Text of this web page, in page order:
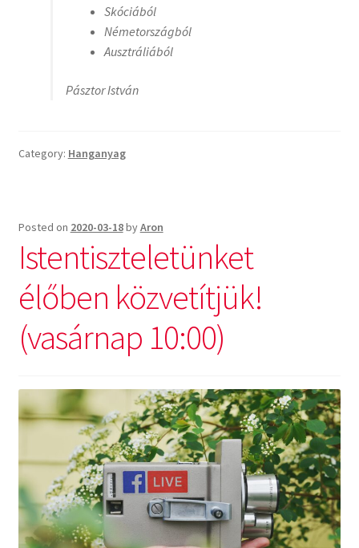
Skóciából
Németországból
Ausztráliából
Pásztor István
Category: Hanganyag
Posted on 2020-03-18byAron
Istentiszteletünket
élőben közvetítjük!
(vasárnap 10:00)